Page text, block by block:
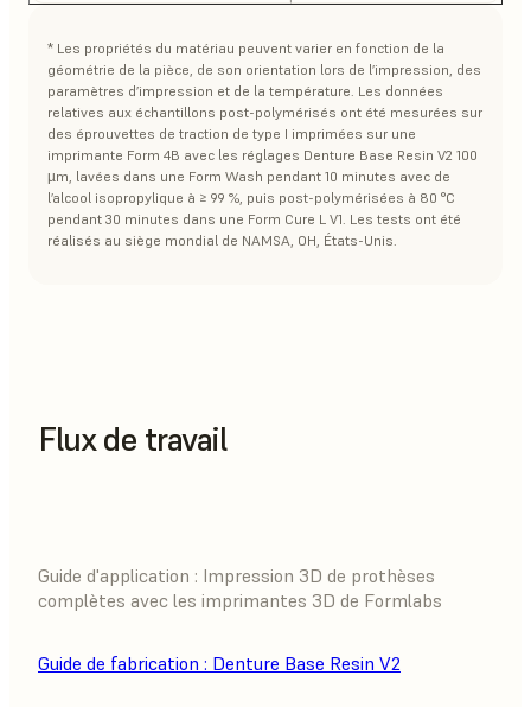
* Les propriétés du matériau peuvent varier en fonction de la
géométrie de la pièce, de son orientation lors de l’impression, des
paramètres d’impression et de la température. Les données
relatives aux échantillons post-polymérisés ont été mesurées sur
des éprouvettes de traction de type I imprimées sur une
imprimante Form 4B avec les réglages Denture Base Resin V2 100
µm, lavées dans une Form Wash pendant 10 minutes avec de
l’alcool isopropylique à ≥ 99 %, puis post-polymérisées à 80 °C
pendant 30 minutes dans une Form Cure L V1. Les tests ont été
réalisés au siège mondial de NAMSA, OH, États-Unis.
Flux de travail
Guide d'application : Impression 3D de prothèses
complètes avec les imprimantes 3D de Formlabs
Guide de fabrication : Denture Base Resin V2